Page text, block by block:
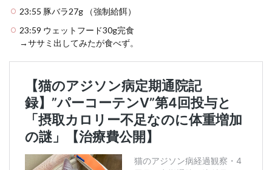
23:55 豚バラ27g （強制給餌）
23:59 ウェットフード30g完食
→ササミ出してみたが食べず。